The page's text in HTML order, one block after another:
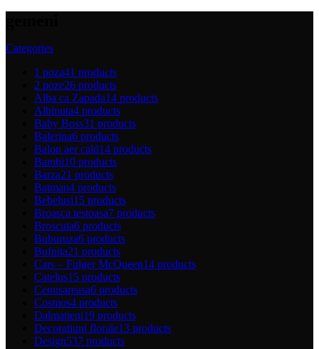
Categories
1 poza41 products
2 poze26 products
Alba ca Zapada14 products
Albinuta4 products
Baby Boss31 products
Balerina6 products
Balon aer cald14 products
Bambi10 products
Barza21 products
Batman4 products
Bebelusi15 products
Broasca testoasa7 products
Broscuta6 products
Buburuza6 products
Bufnita21 products
Cars – Fulger McQueen14 products
Catelus15 products
Cenusareasa6 products
Cosmos4 products
Dalmatieni19 products
Decoratiuni florale13 products
Design537 products